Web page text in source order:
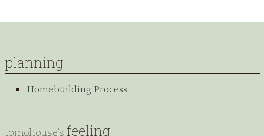
planning
Homebuilding Process
tomohouse’s feeling